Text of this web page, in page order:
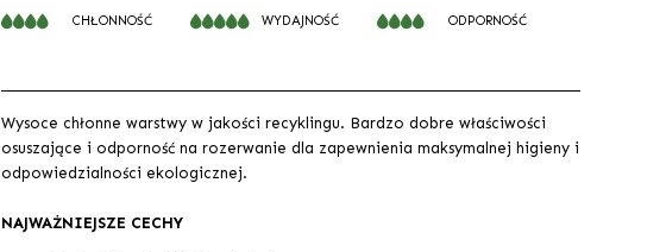
CHŁONNOŚĆ WYDAJNOŚĆ ODPORNOŚĆ
Wysoce chłonne warstwy w jakości recyklingu. Bardzo dobre właściwości
osuszające i odporność na rozerwanie dla zapewnienia maksymalnej higieny i
odpowiedzialności ekologicznej.
NAJWAŻNIEJSZE CECHY